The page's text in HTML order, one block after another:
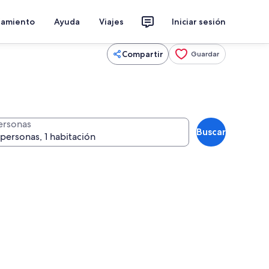
Ayuda Viajes Iniciar sesión
Compartir Guardar
Buscar